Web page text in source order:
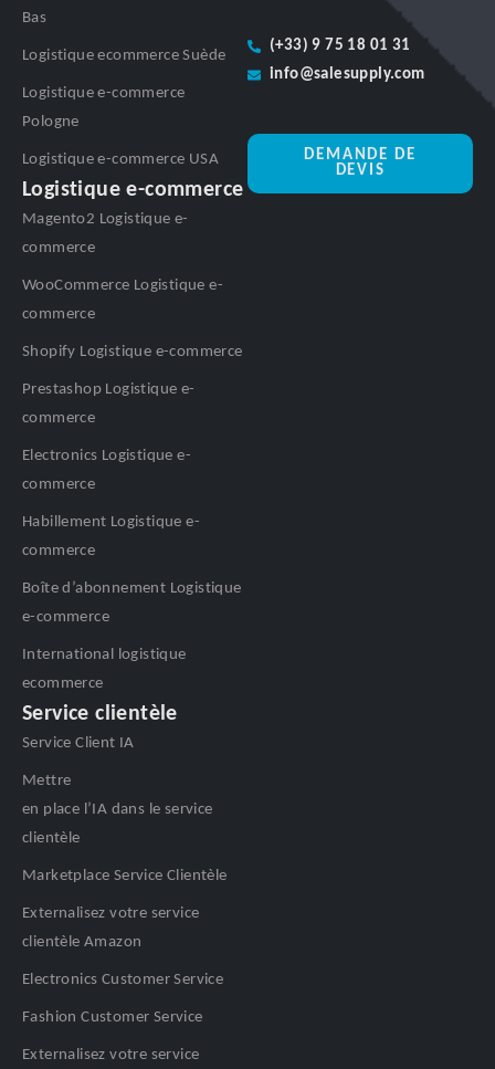
Bas
Logistique ecommerce Suède
Logistique e-commerce
Pologne
Logistique e-commerce USA
Logistique e-commerce
Magento2 Logistique e-
commerce
WooCommerce Logistique e-
commerce
Shopify Logistique e-commerce
Prestashop Logistique e-
commerce
Electronics Logistique e-
commerce
Habillement Logistique e-
commerce
Boîte d’abonnement Logistique
e-commerce
International logistique
ecommerce
Service clientèle
Service Client IA
Mettre
en place l’IA dans le service
clientèle
Marketplace Service Clientèle
Externalisez votre service
clientèle Amazon
Electronics Customer Service
Fashion Customer Service
Externalisez votre service
(+33) 9 75 18 01 31
info@salesupply.com
DEMANDE DE
DEVIS